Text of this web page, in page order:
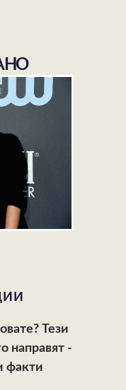
Тези
направят -
факти